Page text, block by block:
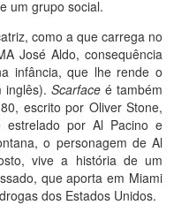
um grupo social.
como a que carrega no
José Aldo, consequência
infância, que lhe rende o
inglês). Scarfaceé também
escrito por Oliver Stone,
por Al Pacino e
o personagem de Al
vive a história de um
que aporta em Miami
dos Estados Unidos.